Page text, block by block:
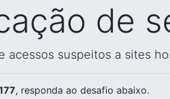
de
acessos suspeitos a sites
, responda ao desafio abaixo.